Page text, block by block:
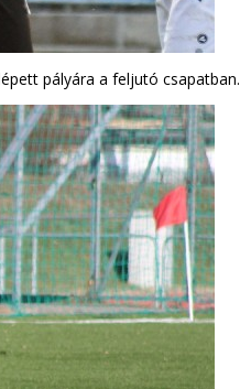
pályára a feljutó csapatban.